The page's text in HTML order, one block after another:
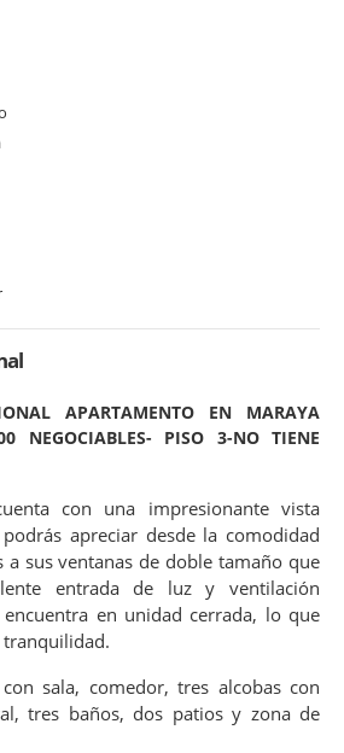
APARTAMENTO EN MARAYA
NEGOCIABLES- PISO 3-NO TIENE
con una impresionante vista
apreciar desde la comodidad
a sus ventanas de doble tamaño que
entrada de luz y ventilación
en unidad cerrada, lo que
sala, comedor, tres alcobas con
tres baños, dos patios y zona de